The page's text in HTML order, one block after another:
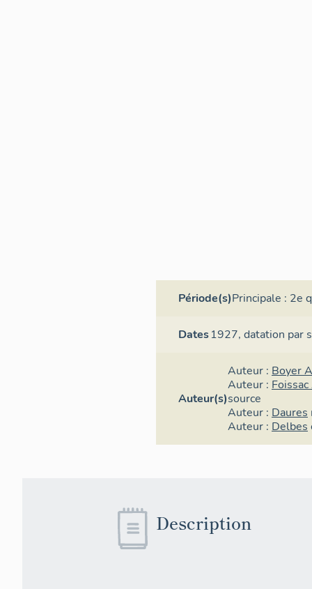
Période(s)Principale : 2e
Dates1927,datation par
Auteur(s)
Auteur : Boyer
Auteur :
source
Auteur : Daures
Auteur : Delbes
Description